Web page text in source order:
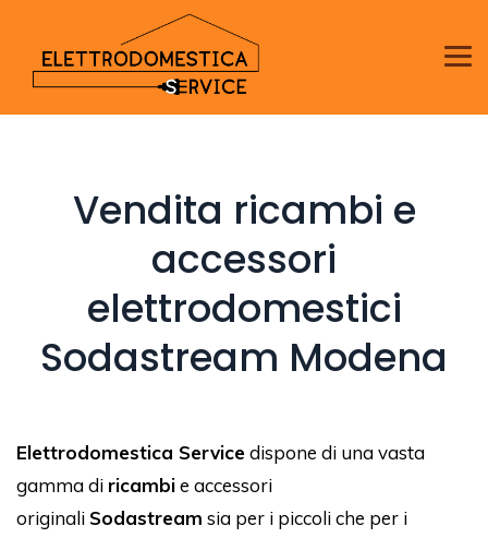
Vendita ricambi e
accessori
elettrodomestici
Sodastream Modena
Elettrodomestica Servicedispone di una vasta
gamma di ricambie accessori
originali Sodastream sia per i piccoli che per i